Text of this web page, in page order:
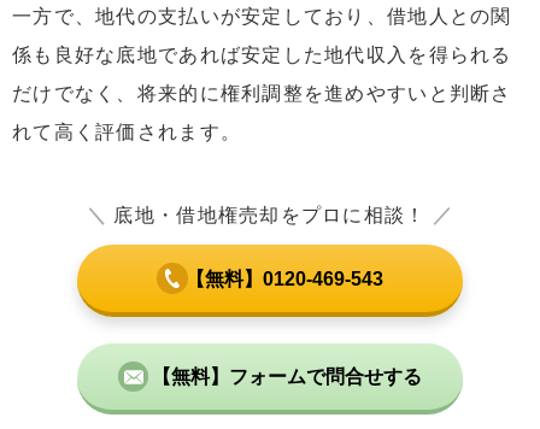
一方で、地代の支払いが安定しており、借地人との関
係も良好な底地であれば安定した地代収入を得られる
だけでなく、将来的に権利調整を進めやすいと判断さ
れて高く評価されます。
＼ 底地・借地権売却をプロに相談！ ／
【無料】0120-469-543
【無料】フォームで問合せする